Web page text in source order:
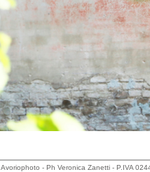
Avoriophoto - Ph Veronica Zanetti - P.IVA